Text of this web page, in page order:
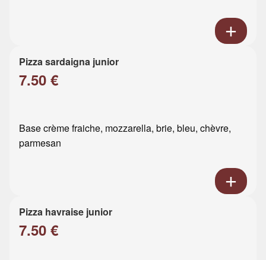
Pizza sardaigna junior
7.50 €
Base crème fraiche, mozzarella, brie, bleu, chèvre,
parmesan
Pizza havraise junior
7.50 €